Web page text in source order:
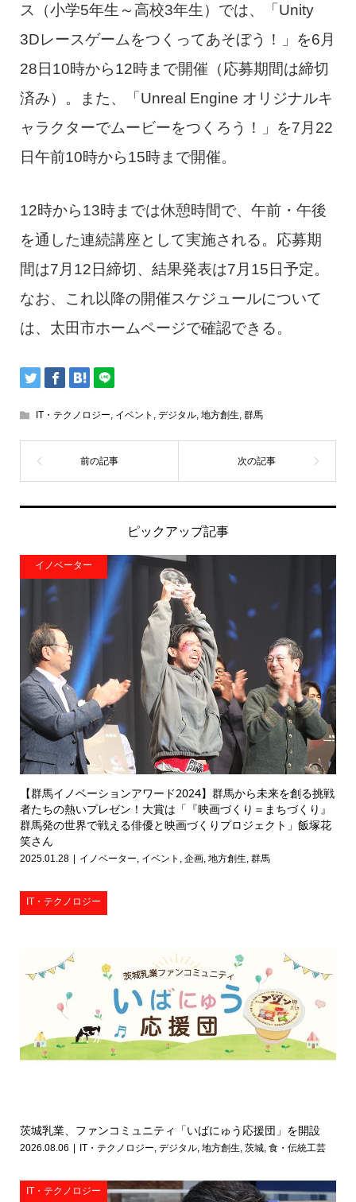
ス（小学5年生～高校3年生）では、「Unity
3Dレースゲームをつくってあそぼう！」を6月
28日10時から12時まで開催（応募期間は締切
済み）。また、「Unreal Engine オリジナルキ
ャラクターでムービーをつくろう！」を7月22
日午前10時から15時まで開催。
12時から13時までは休憩時間で、午前・午後
を通した連続講座として実施される。応募期
間は7月12日締切、結果発表は7月15日予定。
なお、これ以降の開催スケジュールについて
は、太田市ホームページで確認できる。
IT・テクノロジー イベント デジタル, 地方創生 群馬
ピックアップ記事
イノベーター
【群馬イノベーションアワード2024】群馬から未来を創る挑戦
者たちの熱いプレゼン！大賞は「『映画づくり＝まちづくり』
群馬発の世界で戦える俳優と映画づくりプロジェクト」飯塚花
笑さん
2025.01.28 イノベーター, イベント , 企画, 地方創生, 群馬
IT・テクノロジー
茨城乳業、ファンコミュニティ「いばにゅう応援団」を開設
2026.08.06 IT・テクノロジー, デジタル, 地方創生, 茨城, 食・伝統工芸
IT・テクノロジー